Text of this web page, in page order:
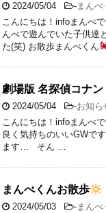
2024/05/04 -まんべ
こんにちは！infoまんべ
んべで遊んでいた子供達
た(笑) お散歩まんべくん
劇場版 名探偵コナ
2024/05/04 -お知ら
こんにちは！infoまんべ
良く気持ちのいいGWで
ます… そん …
まんべくんお散歩
2024/05/03 -まんべ